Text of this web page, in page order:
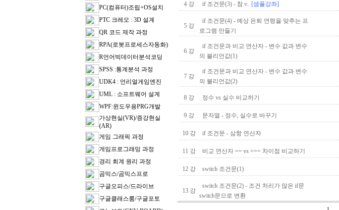
PC(컴퓨터)조립+OS설치
PTC 크레오 : 3D 설계
QR 코드 제작 과정
RPA(로봇프로세스자동화)
R언어빅데이터분석코딩
SPSS :통계분석 과정
UDK4 : 언리얼게임엔진
UML : 소프트웨어 설계
WPF:윈도우용PRG개발
가상현실(VR)/증강현실
(AR)
게임 그래픽 과정
게임프로그래밍 과정
경리 회계 원리 과정
곰믹스/곰믹스프로
구글오피스/드라이브
구글클래스룸/구글포토
4 강 if 조건문(3) - 참 v.. [샘플강좌]
5 강
if 조건문(4) - 예상 은퇴 연령을 맞추는 프
로그램 만들기
6 강
if 조건문과 비교 연산자 - 변수 값과 변수
의 불리언값(1)
7 강
if 조건문과 비교 연산자 - 변수 값과 변수
의 불리언값(2)
8 강 정수 vs 실수 비교하기
9 강 문자열 - 정수, 실수로 바꾸기
10 강 if 조건문 - 삼항 연산자
11 강 비교 연산자 == vs === 차이점 비교하기
12 강 switch 조건문(1)
13 강
switch 조건문(2) - 조건 처리가 많은 if문
switch문으로 변환